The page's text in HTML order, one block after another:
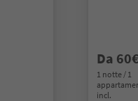
Da 60€
1 notte / 1
incl.